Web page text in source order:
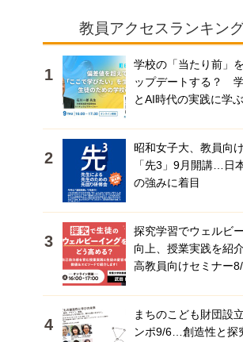
教員アクセスランキン
学校の「当たり前」
ップデートする？
とAI時代の実践に学ぶ
昭和女子大、教員向
「先3」9月開講…日
の強みに着目
探究学習でウェルビ
向上、授業実践を紹
高教員向けセミナー
まちのこども財団設
ンポ9/6…創造性と探